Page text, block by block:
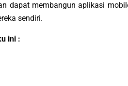
dapat membangun aplikasi
sendiri.
ini :